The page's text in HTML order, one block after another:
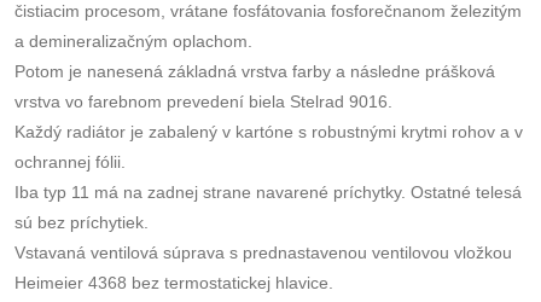
čistiacim procesom, vrátane fosfátovania fosforečnanom železitým
a demineralizačným oplachom.
Potom je nanesená základná vrstva farby a následne prášková
vrstva vo farebnom prevedení biela Stelrad 9016.
Každý radiátor je zabalený v kartóne s robustnými krytmi rohov a v
ochrannej fólii.
Iba typ 11 má na zadnej strane navarené príchytky. Ostatné telesá
sú bez príchytiek.
Vstavaná ventilová súprava s prednastavenou ventilovou vložkou
Heimeier 4368 bez termostatickej hlavice.